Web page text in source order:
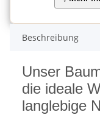
Beschreibung
Unser
die ideale
langlebige